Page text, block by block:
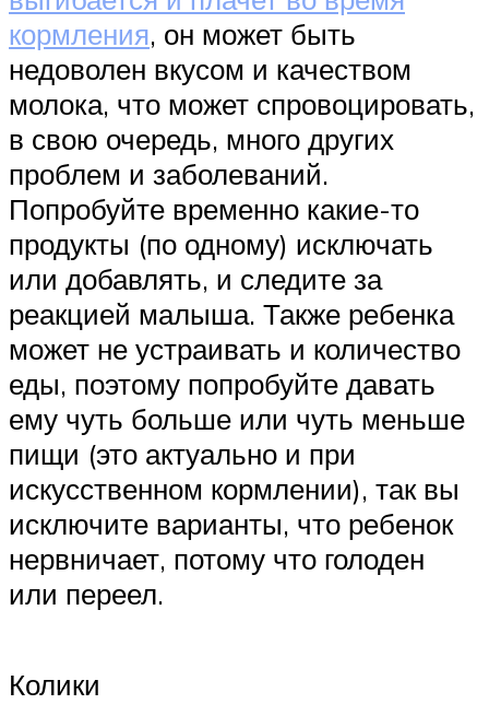
кормления, он может быть
недоволен вкусом и качеством
молока, что может спровоцировать,
в свою очередь, много других
проблем и заболеваний.
Попробуйте временно какие-то
продукты (по одному) исключать
или добавлять, и следите за
реакцией малыша. Также ребенка
может не устраивать и количество
еды, поэтому попробуйте давать
ему чуть больше или чуть меньше
пищи (это актуально и при
искусственном кормлении), так вы
исключите варианты, что ребенок
нервничает, потому что голоден
или переел.
Колики